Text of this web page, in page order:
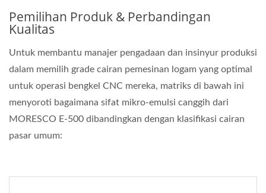
Pemilihan Produk & Perbandingan
Kualitas
Untuk membantu manajer pengadaan dan insinyur produksi
dalam memilih grade cairan pemesinan logam yang optimal
untuk operasi bengkel CNC mereka, matriks di bawah ini
menyoroti bagaimana sifat mikro-emulsi canggih dari
MORESCO E-500 dibandingkan dengan klasifikasi cairan
pasar umum: